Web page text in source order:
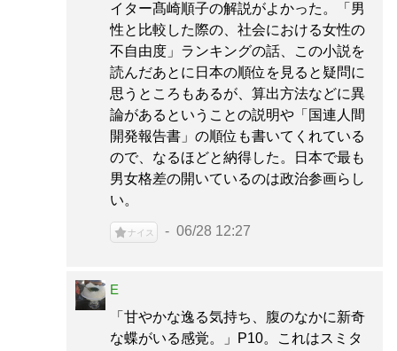
イター髙崎順子の解説がよかった。「男
性と比較した際の、社会における女性の
不自由度」ランキングの話、この小説を
読んだあとに日本の順位を見ると疑問に
思うところもあるが、算出方法などに異
論があるということの説明や「国連人間
開発報告書」の順位も書いてくれている
ので、なるほどと納得した。日本で最も
男女格差の開いているのは政治参画らし
い。
ナイス 06/28 12:27
E
「甘やかな逸る気持ち、腹のなかに新奇
な蝶がいる感覚。」P10。これはスミタ